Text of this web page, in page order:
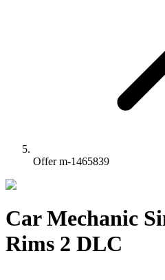
Offer m-1465839
Car Mechanic
Rims 2 DLC